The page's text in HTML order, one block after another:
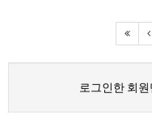
로그인한 회